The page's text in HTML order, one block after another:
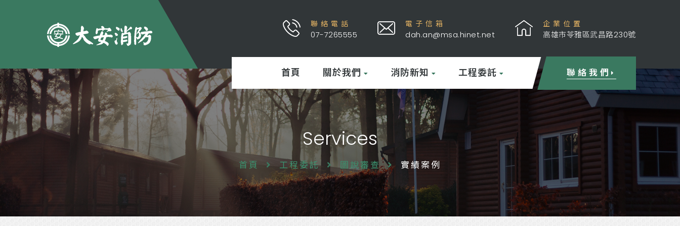
聯絡電話
07-7265555
電子信箱
dah.an@msa.hinet.net
企業位置
高雄市苓雅區武昌路230號
首頁 關於我們 消防新知 工程委託 聯絡我們
Services
首頁 工程委託 圖說審查 實績案例